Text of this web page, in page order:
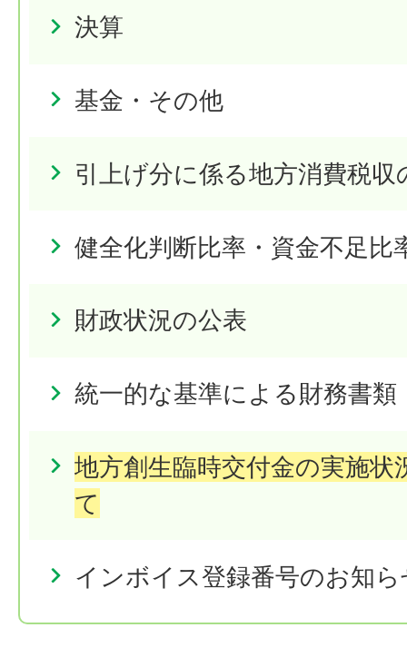
決算
基金・その他
引上げ分に係る地方消費税
健全化判断比率・資金不足比
財政状況の公表
統一的な基準による財務書類
地方創生臨時交付金の実施
て
インボイス登録番号のお知ら